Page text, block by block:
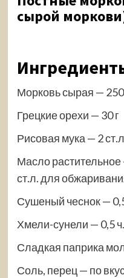
сырой
Морковь сырая — 250
Грецкие орехи — 30 г
Рисовая мука — 2
Масло растительное
ст.л. для
Сушеный чеснок —
Хмели-сунели — 0,5
Сладкая паприка
Соль, перец — по